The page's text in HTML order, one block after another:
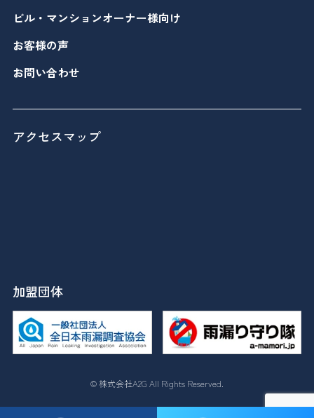
ビル・マンションオーナー様向け
お客様の声
お問い合わせ
アクセスマップ
加盟団体
© 株式会社A2G All Rights Reserved.